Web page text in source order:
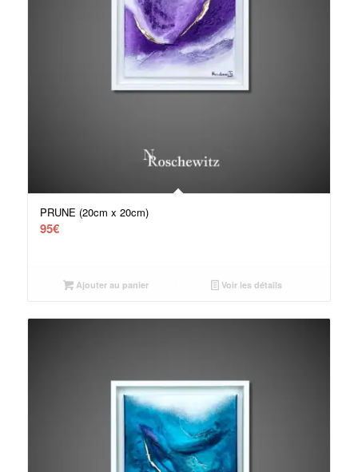
PRUNE (20cm x 20cm)
95€
Ajouter au panier Voir les détails